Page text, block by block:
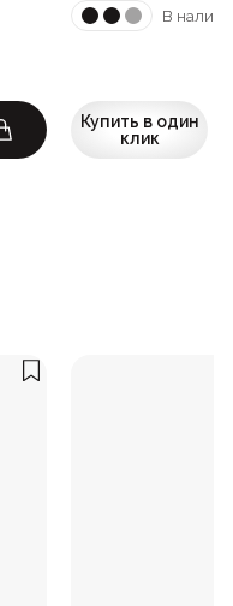
В
Купить в один
клик